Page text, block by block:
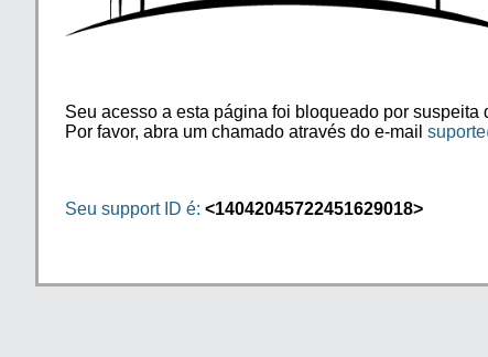
Seu acesso a esta página foi bloqueado por suspeita
Por favor, abra um chamado através do e-mail
Seu support ID é: <14042045722451629018>